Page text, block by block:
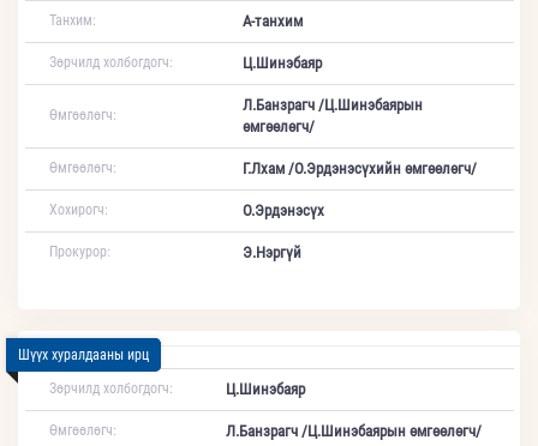
Танхим: А-танхим
Зөрчилд холбогдогч: Ц.Шинэбаяр
Өмгөөлөгч:
Л.Банзрагч /Ц.Шинэбаярын
өмгөөлөгч/
Өмгөөлөгч: Г.Лхам /О.Эрдэнэсүхийн өмгөөлөгч/
Хохирогч: О.Эрдэнэсүх
Прокурор: Э.Нэргүй
Шүүх хуралдааны ирц
Зөрчилд холбогдогч:
Ц.Шинэбаяр
Өмгөөлөгч: Л.Банзрагч /Ц.Шинэбаярын өмгөөлөгч/